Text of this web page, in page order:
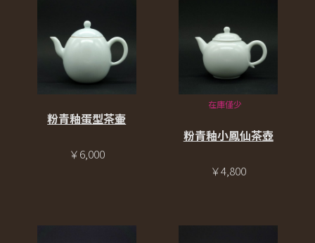
粉青釉蛋型茶壷
￥6,000
在庫僅少
粉青釉小鳳仙茶壺
￥4,800